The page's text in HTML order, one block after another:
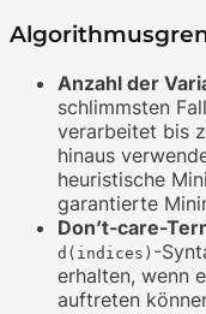
Anzahl der
schlimmsten
verarbeitet bis
hinaus
heuristische
garantierte
Don’t-care-
d(indices) -
erhalten, wenn
auftreten